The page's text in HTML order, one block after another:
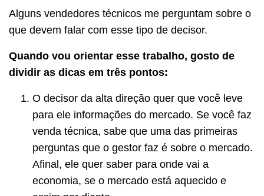
Alguns vendedores técnicos me perguntam sobre o
que devem falar com esse tipo de decisor.
Quando vou orientar esse trabalho, gosto de
dividir as dicas em três pontos:
O decisor da alta direção quer que você leve
para ele informações do mercado. Se você faz
venda técnica, sabe que uma das primeiras
perguntas que o gestor faz é sobre o mercado.
Afinal, ele quer saber para onde vai a
economia, se o mercado está aquecido e